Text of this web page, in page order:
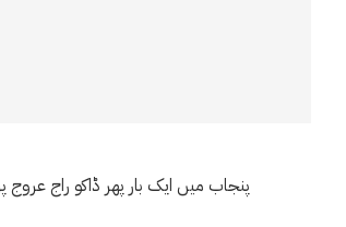
پنجاب میں ایک بار پھر ڈاکو راج عروج